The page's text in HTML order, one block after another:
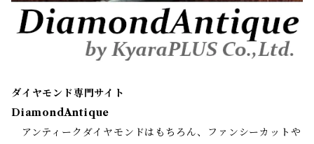
ダイヤモンド専門サイト
DiamondAntique
アンティークダイヤモンドはもちろん、ファンシーカットや